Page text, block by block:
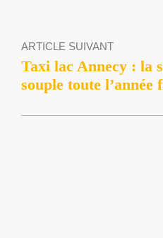
ARTICLE SUIVANT
Taxi lac Annecy : la
souple toute l’année